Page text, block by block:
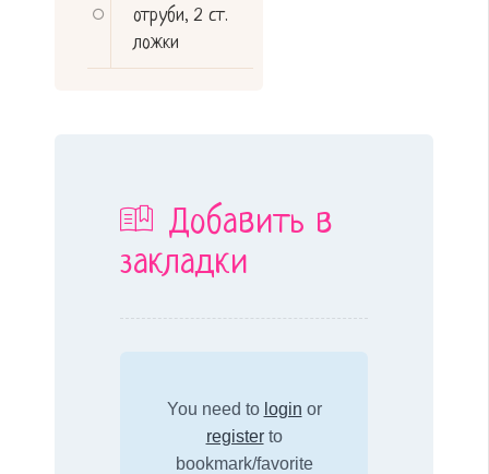
отруби,2 ст.
ложки
Добавить в
закладки
You need to login or
registerto
bookmark/favorite